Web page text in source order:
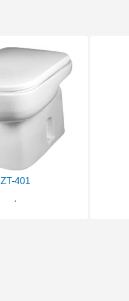
ZT-401
.